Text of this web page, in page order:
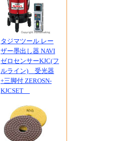
タジマツール レー
ザー墨出し器 NAVI
ゼロセンサーKJC(フ
ルライン) 受光器
+三脚付 ZEROSN-
KJCSET